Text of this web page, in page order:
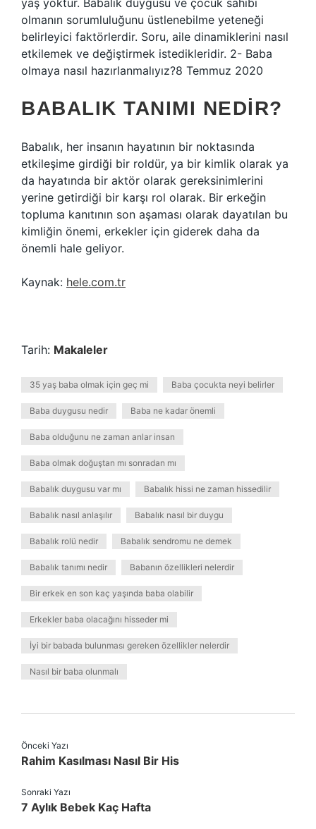
yaş yoktur. Babalık duygusu ve çocuk sahibi
olmanın sorumluluğunu üstlenebilme yeteneği
belirleyici faktörlerdir. Soru, aile dinamiklerini nasıl
etkilemek ve değiştirmek istedikleridir. 2- Baba
olmaya nasıl hazırlanmalıyız?8 Temmuz 2020
BABALIK TANIMI NEDIR?
Babalık, her insanın hayatının bir noktasında
etkileşime girdiği bir roldür, ya bir kimlik olarak ya
da hayatında bir aktör olarak gereksinimlerini
yerine getirdiği bir karşı rol olarak. Bir erkeğin
topluma kanıtının son aşaması olarak dayatılan bu
kimliğin önemi, erkekler için giderek daha da
önemli hale geliyor.
Kaynak: hele.com.tr
Tarih: Makaleler
35 yaş baba olmak için geç mi Baba çocukta neyi belirler
Baba duygusu nedir Baba ne kadar önemli
Baba olduğunu ne zaman anlar insan
Baba olmak doğuştan mı sonradan mı
Babalık duygusu var mı Babalık hissi ne zaman hissedilir
Babalık nasıl anlaşılır Babalık nasıl bir duygu
Babalık rolü nedir Babalık sendromu ne demek
Babalık tanımı nedir Babanın özellikleri nelerdir
Bir erkek en son kaç yaşında baba olabilir
Erkekler baba olacağını hisseder mi
İyi bir babada bulunması gereken özellikler nelerdir
Nasıl bir baba olunmalı
Önceki Yazı
Rahim Kasılması Nasıl Bir His
Sonraki Yazı
7 Aylık Bebek Kaç Hafta